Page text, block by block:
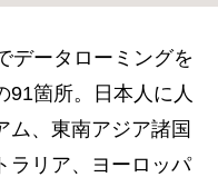
データローミングを
91箇所。日本人に人
ム、東南アジア諸国
ラリア、ヨーロッパ